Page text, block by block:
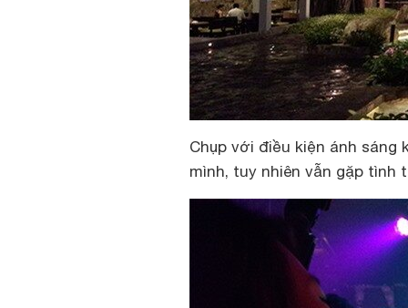
Chụp với điều kiện ánh sáng
mình, tuy nhiên vẫn gặp tình